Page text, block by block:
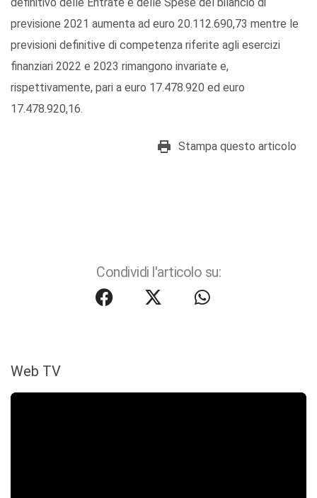
definitivo delle Entrate e delle Spese del bilancio di
previsione 2021 aumenta ad euro 20.112.690,73 mentre le
previsioni definitive di competenza riferite agli esercizi
finanziari 2022 e 2023 rimangono invariate e,
rispettivamente, pari a euro 17.478.920 ed euro
17.478.920,16.
Stampa questo articolo
Condividi l'articolo su:
Web TV